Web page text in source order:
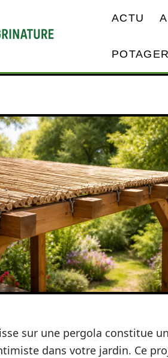
ACTU
POTAGER
sur une pergola constitue
dans votre jardin. Ce